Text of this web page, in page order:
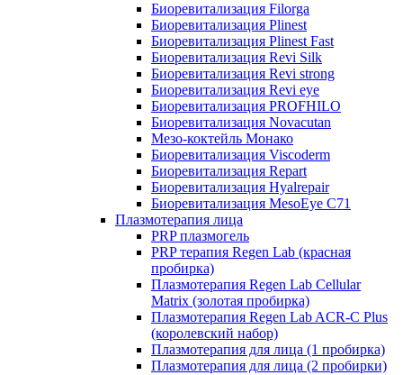
Биоревитализация Filorga
Биоревитализация Plinest
Биоревитализация Plinest Fast
Биоревитализация Revi Silk
Биоревитализация Revi strong
Биоревитализация Revi eye
Биоревитализация PROFHILO
Биоревитализация Novacutan
Мезо-коктейль Монако
Биоревитализация Viscoderm
Биоревитализация Repart
Биоревитализация Hyalrepair
Биоревитализация MesoEye C71
Плазмотерапия лица
PRP плазмогель
PRP терапия Regen Lab (красная
пробирка)
Плазмотерапия Regen Lab Cellular
Matrix (золотая пробирка)
Плазмотерапия Regen Lab ACR-C Plus
(королевский набор)
Плазмотерапия для лица (1 пробирка)
Плазмотерапия для лица (2 пробирки)